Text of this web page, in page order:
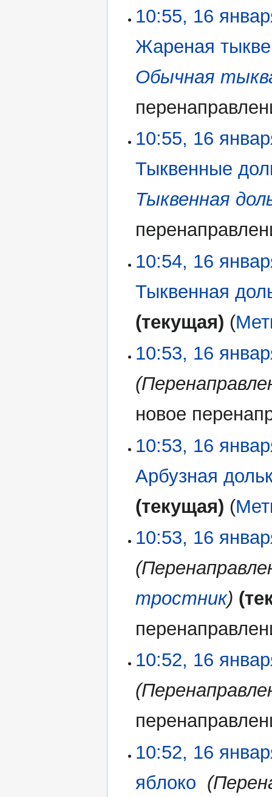
10:55, 16
Жареная
Обычная
10:55, 16
Тыквенные
Тыквенная
10:54, 16
Тыквенная
текущая
10:53, 16
новое
10:53, 16
Арбузная
текущая
10:53, 16
тростник
10:52, 16
10:52, 16
яблоко